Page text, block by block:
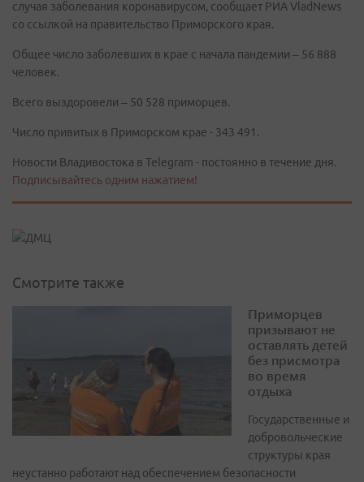
случая заболевания коронавирусом, сообщает РИА VladNews
со ссылкой на правительство Приморского края.
Общее число заболевших в крае с начала пандемии – 56 888
человек.
Всего выздоровели – 50 528 приморцев.
Число привитых в Приморском крае - 343 491.
Новости Владивостока в Telegram - постоянно в течение дня.
Подписывайтесь одним нажатием!
Смотрите также
Приморцев
призывают не
оставлять детей
без присмотра
во время
отдыха
Государственные и
добровольческие
структуры края
неустанно работают над обеспечением безопасности